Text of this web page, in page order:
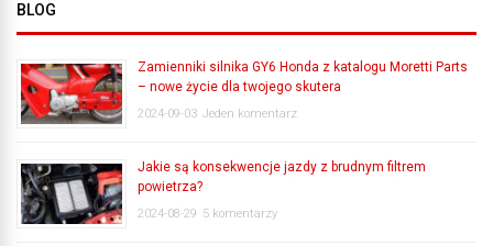
BLOG
Zamienniki silnika GY6 Honda z katalogu Moretti Parts
– nowe życie dla twojego skutera
2024-09-03 Jeden komentarz
Jakie są konsekwencje jazdy z brudnym filtrem
powietrza?
2024-08-29 5 komentarzy